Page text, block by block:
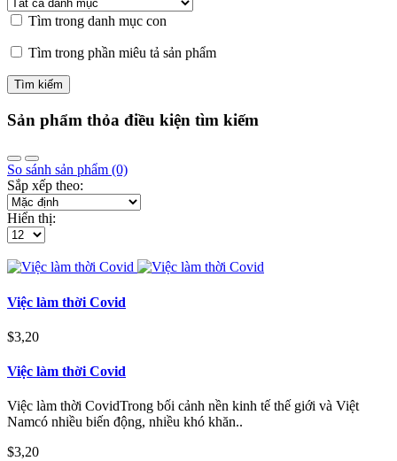
Tìm trong danh mục con
Tìm trong phần miêu tả sản phẩm
Sản phẩm thỏa điều kiện tìm kiếm
So sánh sản phẩm (0)
Sắp xếp theo:
Hiển thị:
Việc làm thời Covid
$3,20
Việc làm thời Covid
Việc làm thời CovidTrong bối cảnh nền kinh tế thế giới và Việt
Namcó nhiều biến động, nhiều khó khăn..
$3,20